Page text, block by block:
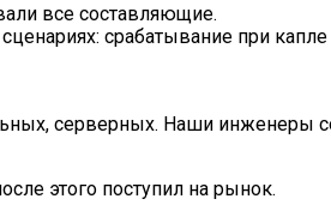
все составляющие.
срабатывание при
серверных. Наши инженеры
этого поступил на рынок.